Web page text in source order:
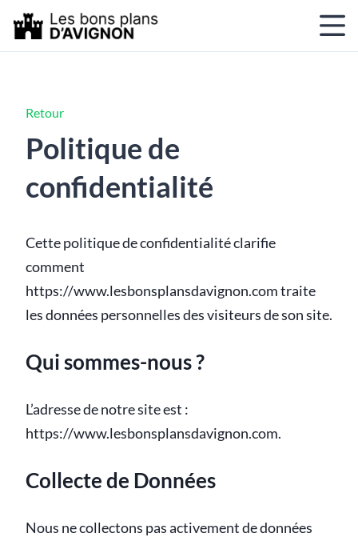
Retour
Politique de
confidentialité
Cette politique de confidentialité clarifie
comment
https://www.lesbonsplansdavignon.com traite
les données personnelles des visiteurs de son site.
Qui sommes-nous ?
L’adresse de notre site est :
https://www.lesbonsplansdavignon.com.
Collecte de Données
Nous ne collectons pas activement de données